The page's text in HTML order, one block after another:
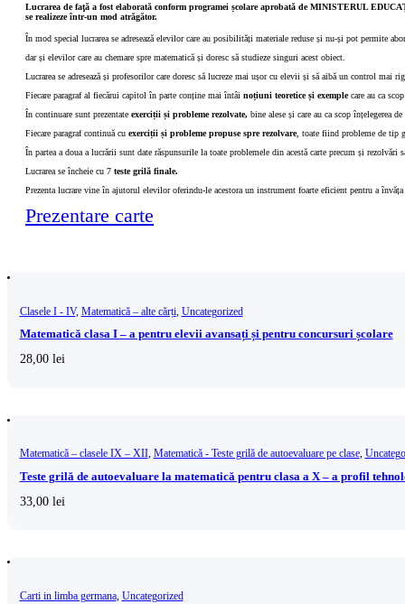
Lucrarea de faţă a fost elaborată conform programei școlare aprobată de MINISTERUL
se realizeze într-un mod atrăgător.
În mod special lucrarea se adresează elevilor care au posibilități materiale reduse și nu-și pot permite
dar și elevilor care au chemare spre matematică și doresc să studieze singuri acest obiect.
Lucrarea se adresează și profesorilor care doresc să lucreze mai ușor cu elevii și să aibă un control
Fiecare paragraf al fiecărui capitol în parte conține mai întâi noțiuni teoretice și exemplecare au ca
În continuare sunt prezentate exerciții și probleme rezolvate, bine alese și care au ca scop înțelegerea
Fiecare paragraf continuă cu exerciții și probleme propuse spre rezolvare, toate fiind probleme de tip
În partea a doua a lucrării sunt date răspunsurile la toate problemele din acestă carte precum și
Lucrarea se încheie cu 7 teste grilă finale.
Prezenta lucrare vine în ajutorul elevilor oferindu-le acestora un instrument foarte eficient pentru a
Prezentare carte
Clasele I - IV, Matematică – alte cărți, Uncategorized
Matematică clasa I – a pentru elevii avansați și pentru concursuri școlare
28,00 lei
Matematică – clasele IX – XII, Matematică - Teste grilă de autoevaluare pe clase,
Teste grilă de autoevaluare la matematică pentru clasa a X – a profil
33,00 lei
Carti in limba germana, Uncategorized